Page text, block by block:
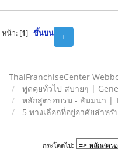
+
หน้า: [1] ขึ้นบน
ThaiFranchiseCenter
พูดคุยทั่วไป สบายๆ |
หลักสูตรอบรม - สัมมนา |
5 ทางเลือกที่อยู่อาศัยสำห
กระโดดไป: